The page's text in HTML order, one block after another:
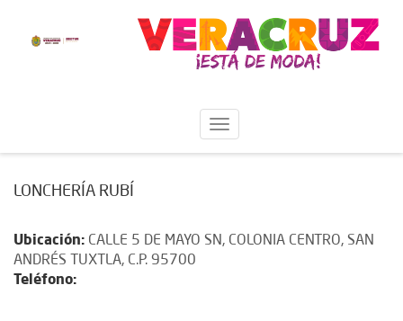
LONCHERÍA RUBÍ
Ubicación: CALLE 5 DE MAYO SN, COLONIA CENTRO, SAN
ANDRÉS TUXTLA, C.P. 95700
Teléfono: